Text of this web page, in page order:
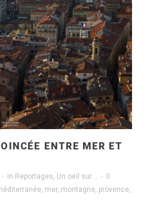
ENTRE MER ET
· in Reportages, Un oeil sur .. · 0
, mer, montagne, provence,